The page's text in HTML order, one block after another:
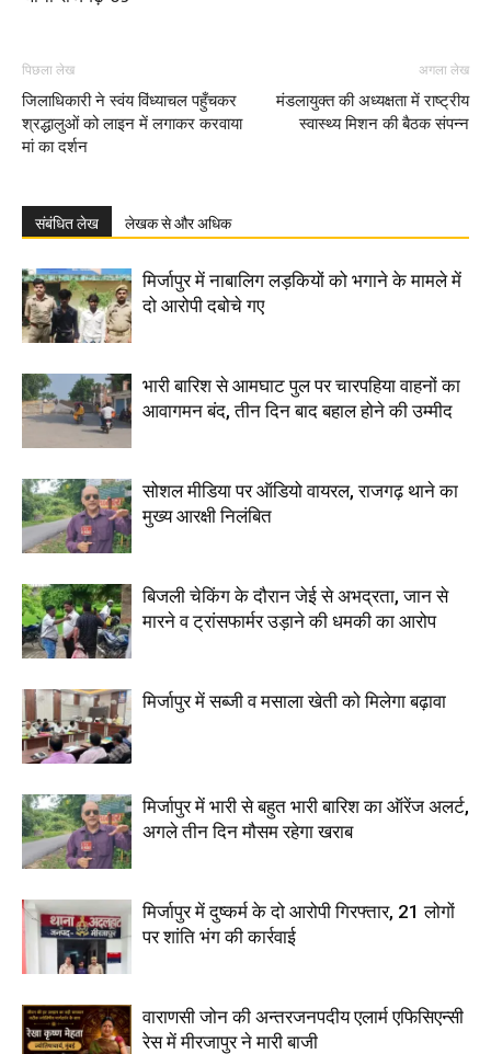
पिछला लेख
जिलाधिकारी ने स्वंय विंध्याचल पहुँचकर
श्रद्धालुओं को लाइन में लगाकर करवाया
मां का दर्शन
अगला लेख
मंडलायुक्त की अध्यक्षता में राष्ट्रीय
स्वास्थ्य मिशन की बैठक संपन्न
संबंधित लेख लेखक से और अधिक
मिर्जापुर में नाबालिग लड़कियों को भगाने के मामले में
दो आरोपी दबोचे गए
भारी बारिश से आमघाट पुल पर चारपहिया वाहनों का
आवागमन बंद, तीन दिन बाद बहाल होने की उम्मीद
सोशल मीडिया पर ऑडियो वायरल, राजगढ़ थाने का
मुख्य आरक्षी निलंबित
बिजली चेकिंग के दौरान जेई से अभद्रता, जान से
मारने व ट्रांसफार्मर उड़ाने की धमकी का आरोप
मिर्जापुर में सब्जी व मसाला खेती को मिलेगा बढ़ावा
मिर्जापुर में भारी से बहुत भारी बारिश का ऑरेंज अलर्ट,
अगले तीन दिन मौसम रहेगा खराब
मिर्जापुर में दुष्कर्म के दो आरोपी गिरफ्तार, 21 लोगों
पर शांति भंग की कार्रवाई
वाराणसी जोन की अन्तरजनपदीय एलार्म एफिसिएन्सी
रेस में मीरजापुर ने मारी बाजी